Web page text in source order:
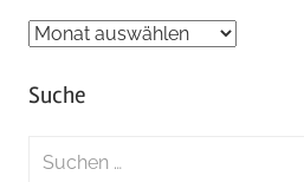
Archiv
Suche
Suchen